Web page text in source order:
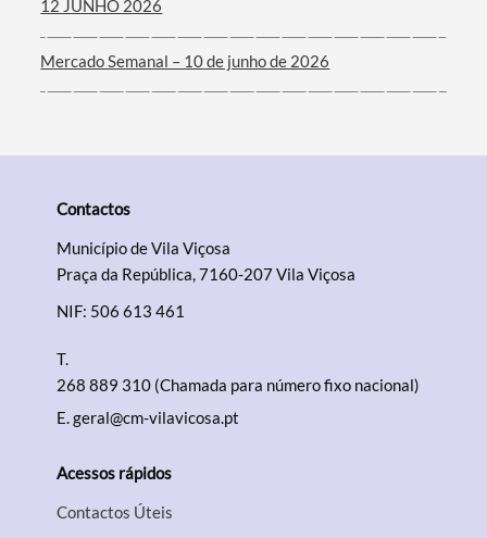
12 JUNHO 2026
Mercado Semanal – 10 de junho de 2026
Contactos
Município de Vila Viçosa
Praça da República, 7160-207 Vila Viçosa
NIF: 506 613 461
T.
268 889 310 (Chamada para número fixo nacional)
E.geral@cm-vilavicosa.pt
Acessos rápidos
Contactos Úteis